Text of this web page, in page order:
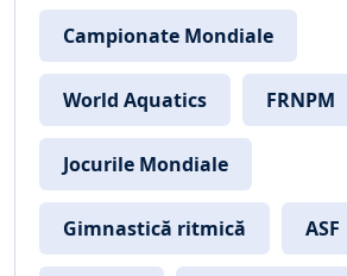
Campionate Mondiale
World Aquatics FRNPM
Jocurile Mondiale
Gimnastică ritmică ASF